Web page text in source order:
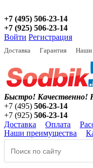
+7 (495) 506-23-14
+7 (925) 506-23-14
Войти Регистрация
Доставка Гарантия Наши
Быстро! Качественно!
+7 (495) 506-23-14
+7 (925) 506-23-14
Доставка
Оплата
Наши преимущества